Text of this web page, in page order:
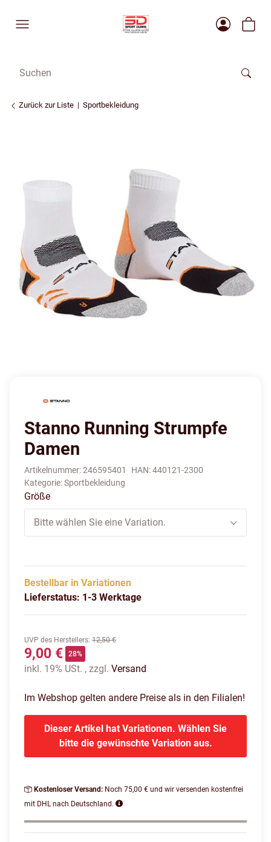
Zurück zur Liste Sportbekleidung
Stanno Running Strumpfe
Damen
Artikelnummer:246595401 HAN:440121-2300
Kategorie:Sportbekleidung
Größe
Bitte wählen Sie eine Variation.
Bestellbar in Variationen
Lieferstatus: 1-3 Werktage
UVP des Herstellers: 12,50 €
9,00 € 28%
inkl. 19% USt. , zzgl. Versand
Im Webshop gelten andere Preise als in den Filialen!
Dieser Artikel hat Variationen. Wählen Sie
bitte die gewünschte Variation aus.
Kostenloser Versand: Noch 75,00 € und wir versenden kostenfrei
mit DHL nach Deutschland.